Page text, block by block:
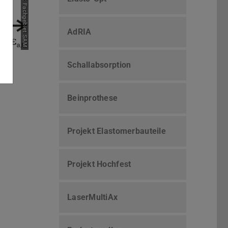
Bild: Fachgebiet SAM AdRIA
Schallabsorption
Beinprothese
Projekt Elastomerbauteile
Projekt Hochfest
LaserMultiAx